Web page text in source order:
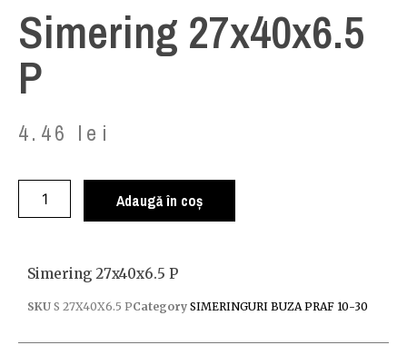
Simering 27x40x6.5
P
4.46 lei
Adaugă în coș
Simering 27x40x6.5 P
SKU S 27X40X6.5 PCategory SIMERINGURI BUZA PRAF 10-30